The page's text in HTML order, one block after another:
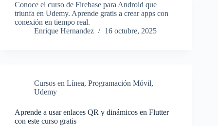
Conoce el curso de Firebase para Android que
triunfa en Udemy. Aprende gratis a crear apps con
conexión en tiempo real.
Enrique Hernandez
16 octubre, 2025
Cursos en Línea, Programación Móvil,
Udemy
Aprende a usar enlaces QR y dinámicos en Flutter
con este curso gratis